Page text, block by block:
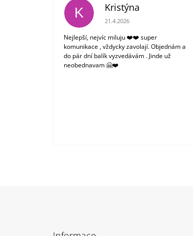
K Kristýna
Hodnocení obchodu je 5 z 5
21.4.2026
Nejlepší, nejvíc miluju ❤️❤️ super
komunikace , vždycky zavolají. Objednám a
do pár dní balík vyzvedávám . Jinde už
neobednavam 🤗❤️